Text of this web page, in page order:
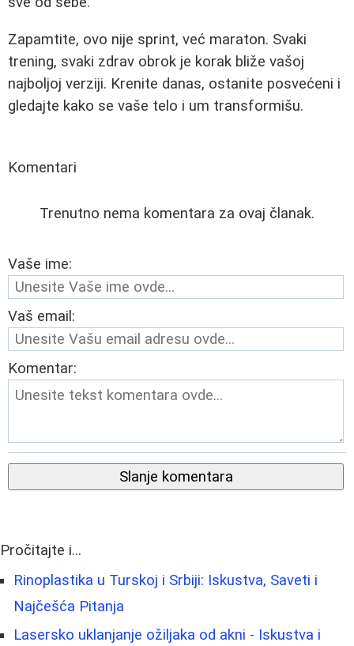
Zapamtite, ovo nije sprint, već maraton. Svaki
trening, svaki zdrav obrok je korak bliže vašoj
najboljoj verziji. Krenite danas, ostanite posvećeni i
gledajte kako se vaše telo i um transformišu.
Komentari
Trenutno nema komentara za ovaj članak.
Vaše ime:
Vaš email:
Komentar:
Slanje komentara
Pročitajte i...
Rinoplastika u Turskoj i Srbiji: Iskustva, Saveti i
Najčešća Pitanja
Lasersko uklanjanje ožiljaka od akni - Iskustva i